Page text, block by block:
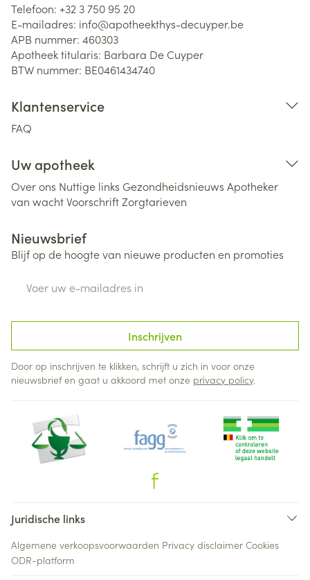
Telefoon: +32 3 750 95 20
E-mailadres: info@apotheekthys-decuyper.be
APB nummer: 460303
Apotheek titularis: Barbara De Cuyper
BTW nummer: BE0461434740
Klantenservice
FAQ
Uw apotheek
Over ons Nuttige links Gezondheidsnieuws Apotheker
van wachtVoorschriftZorgtarieven
Nieuwsbrief
Blijf op de hoogte van nieuwe producten en promoties
Inschrijven
Door op inschrijven te klikken, schrijft u zich in voor onze
nieuwsbrief en gaat u akkoord met onze privacy policy.
Juridische links
Algemene verkoopsvoorwaarden Privacy disclaimer Cookies
ODR-platform